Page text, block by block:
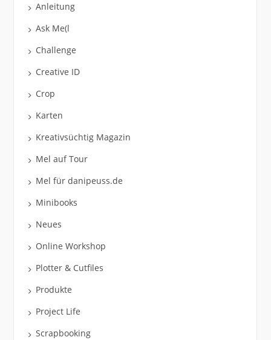
Anleitung
Ask Me(l
Challenge
Creative ID
Crop
Karten
Kreativsüchtig Magazin
Mel auf Tour
Mel für danipeuss.de
Minibooks
Neues
Online Workshop
Plotter & Cutfiles
Produkte
Project Life
Scrapbooking